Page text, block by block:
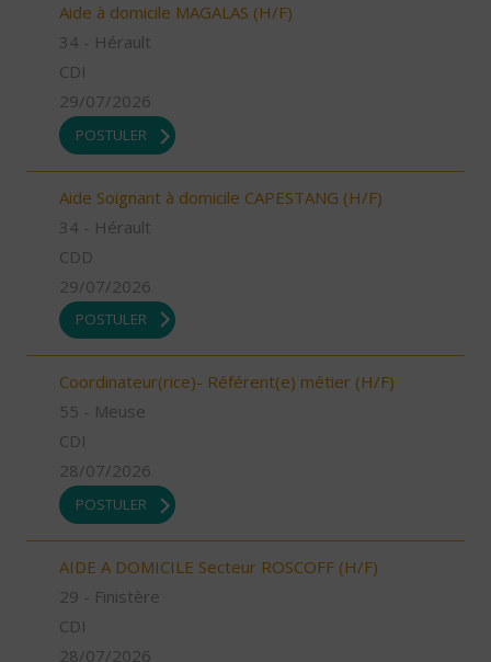
Aide à domicile MAGALAS (H/F)
34 - Hérault
CDI
29/07/2026
POSTULER
Aide Soignant à domicile CAPESTANG (H/F)
34 - Hérault
CDD
29/07/2026
POSTULER
Coordinateur(rice)- Référent(e) métier (H/F)
55 - Meuse
CDI
28/07/2026
POSTULER
AIDE A DOMICILE Secteur ROSCOFF (H/F)
29 - Finistère
CDI
28/07/2026